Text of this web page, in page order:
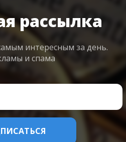
рассылка
интересным за день.
и спама